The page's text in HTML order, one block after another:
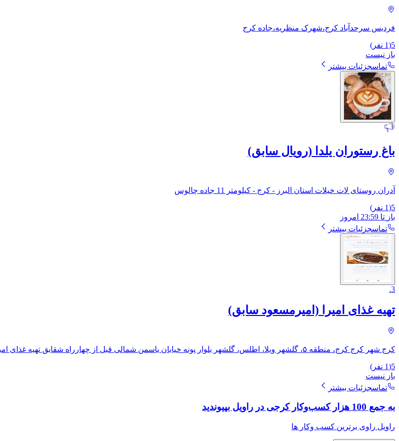
فردیس سرحدآباد کرج،شهرک منظریه،جاده کرج
5
(
1 نفر)
باز نیست
تماسجزئیات بیشتر
باغ رستوران یلدا (رویال سابق)
آدران روستای لات خیلات استان البرز - کرج - کیلومتر 11 جاده چالوس
5
(
1 نفر)
باز تا 23:59 امروز
تماسجزئیات بیشتر
3
.
تهیه غذای امیرا (امیرمسعود سابق)
کرج شهر کرج کرج، منطقه ۵، گلشهر ویلا، اطلس، ​گلشهر بلوار پونه خیابان یاسمن شمالی قبل از چهارراه شقایق تهیه غذای امیرا (امیرمسعود سابق)
5
(
1 نفر)
باز نیست
تماسجزئیات بیشتر
به جمع 100 هزار کسب‌وکار کرجی در راویل بپیوندید
راویل راوی برترین کسب وکار ها